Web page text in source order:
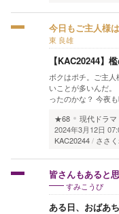
今日もご主人様
東 良雄
【KAC20244】
ボクはポチ。ご主
いことが多いんだ
ったのかな？ 今夜
★68
現代ドラマ
2024年3月12日
KAC20244
ささ
皆さんもあると
すみこうぴ
ある日、おばあ